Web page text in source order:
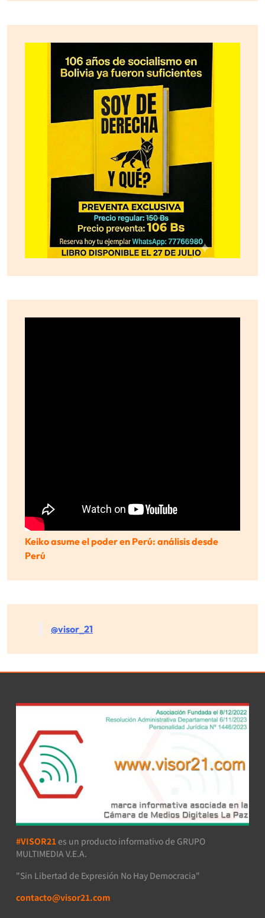
Keiko asume el poder en Perú: análisis desde
Perú
@visor_21
#VISOR21 es un producto informativo de GRUPO
MULTIMEDIA V.E.A.
"Sin Libertad de Expresión No Hay Democracia"
contacto@visor21.com